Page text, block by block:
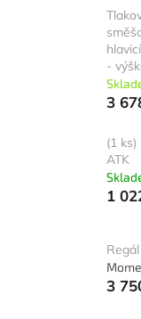
-
3
(1
ATK
1
3